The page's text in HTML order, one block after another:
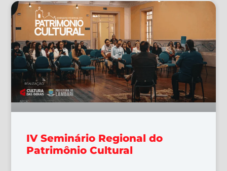
IV Seminário Regional do
Patrimônio Cultural